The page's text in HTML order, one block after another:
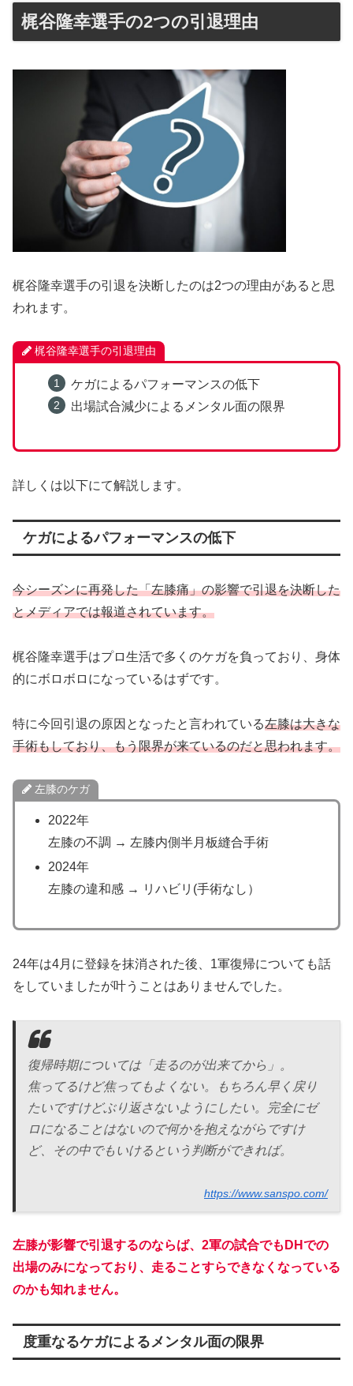
梶谷隆幸選手の2つの引退理由
梶谷隆幸選手の引退を決断したのは2つの理由があると思
われます。
梶谷隆幸選手の引退理由
ケガによるパフォーマンスの低下
出場試合減少によるメンタル面の限界
詳しくは以下にて解説します。
ケガによるパフォーマンスの低下
今シーズンに再発した「左膝痛」の影響で引退を決断した
とメディアでは報道されています。
梶谷隆幸選手はプロ生活で多くのケガを負っており、身体
的にボロボロになっているはずです。
特に今回引退の原因となったと言われている左膝は大きな
手術もしており、もう限界が来ているのだと思われます。
左膝のケガ
2022年
左膝の不調 → 左膝内側半月板縫合手術
2024年
左膝の違和感 → リハビリ(手術なし）
24年は4月に登録を抹消された後、1軍復帰についても話
をしていましたが叶うことはありませんでした。
復帰時期については「走るのが出来てから」。
焦ってるけど焦ってもよくない。もちろん早く戻り
たいですけどぶり返さないようにしたい。完全にゼ
ロになることはないので何かを抱えながらですけ
ど、その中でもいけるという判断ができれば。
https://www.sanspo.com/
左膝が影響で引退するのならば、 2軍の試合でも DHでの
出場のみになっており 、 走ることすらできなくなっている
のかも知れません。
度重なるケガによるメンタル面の限界